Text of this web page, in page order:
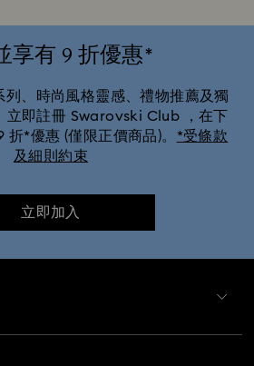
享有 9 折優惠*
列、時尚風格靈感、禮物推薦及獨
立即註冊 Swarovski Club ，在下
折*優惠 (僅限正價商品)。 *受條款
及細則約束
立即加入